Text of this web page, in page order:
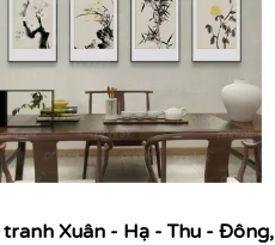
tranh Xuân - Hạ - Thu - Đông,